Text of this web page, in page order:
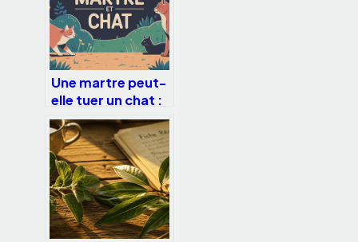
Une martre peut-
elle tuer un chat :
risques réels et
protections